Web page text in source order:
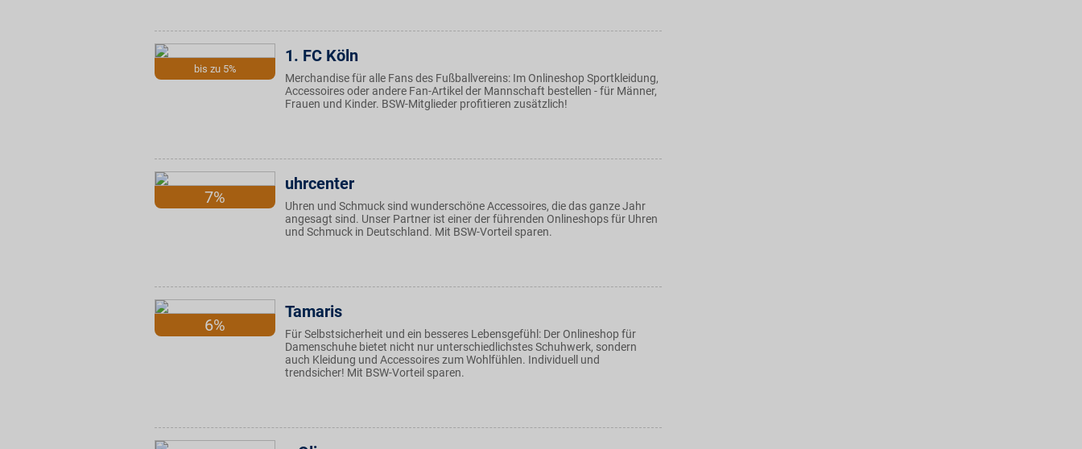
bis zu 5%
1. FC Köln
Merchandise für alle Fans des Fußballvereins: Im Onlineshop Sportkleidung,
Accessoires oder andere Fan-Artikel der Mannschaft bestellen - für Männer,
Frauen und Kinder. BSW-Mitglieder profitieren zusätzlich!
7%
uhrcenter
Uhren und Schmuck sind wunderschöne Accessoires, die das ganze Jahr
angesagt sind. Unser Partner ist einer der führenden Onlineshops für Uhren
und Schmuck in Deutschland. Mit BSW-Vorteil sparen.
6%
Tamaris
Für Selbstsicherheit und ein besseres Lebensgefühl: Der Onlineshop für
Damenschuhe bietet nicht nur unterschiedlichstes Schuhwerk, sondern
auch Kleidung und Accessoires zum Wohlfühlen. Individuell und
trendsicher! Mit BSW-Vorteil sparen.